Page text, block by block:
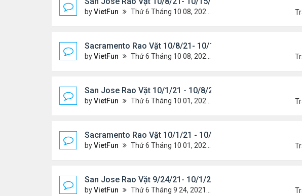
byVietFun Thứ 6 Tháng 10 08, 2021 11:27 pm
Sacramento Rao Vặt 10/8/21- 10/15/21
byVietFun Thứ 6 Tháng 10 08, 2021 11:20 pm
San Jose Rao Vặt 10/1/21 - 10/8/21
byVietFun Thứ 6 Tháng 10 01, 2021 1:04 pm
Sacramento Rao Vặt 10/1/21 - 10/8/21
byVietFun Thứ 6 Tháng 10 01, 2021 12:57 pm
San Jose Rao Vặt 9/24/21- 10/1/21
byVietFun Thứ 6 Tháng 9 24, 2021 8:08 pm